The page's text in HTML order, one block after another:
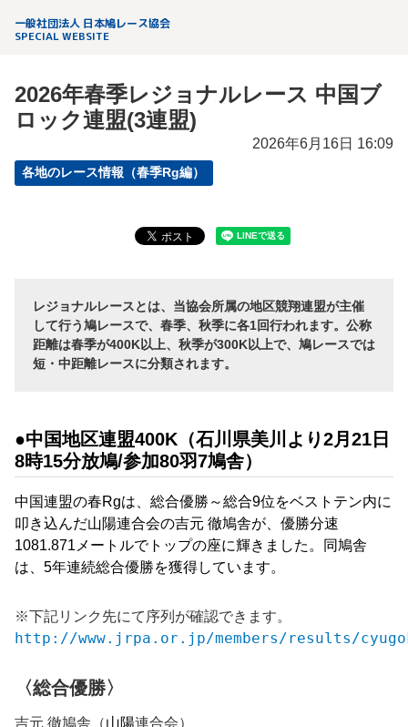
一般社団法人 日本鳩レース協会
SPECIAL WEBSITE
2026年春季レジョナルレース 中国ブ
ロック連盟(3連盟)
2026年6月16日 16:09
各地のレース情報（春季Rg編）
レジョナルレースとは、当協会所属の地区競翔連盟が主催
して行う鳩レースで、春季、秋季に各1回行われます。公称
距離は春季が400K以上、秋季が300K以上で、鳩レースでは
短・中距離レースに分類されます。
●中国地区連盟400K（石川県美川より2月21日
8時15分放鳩/参加80羽7鳩舎）
中国連盟の春Rgは、総合優勝～総合9位をベストテン内に
叩き込んだ山陽連合会の吉元 徹鳩舎が、優勝分速
1081.871 メートルでトップの座に輝きました。同鳩舎
は、5年連続総合優勝を獲得しています。
※下記リンク先にて序列が確認できます。
http://www.jrpa.or.jp/members/results/
〈総合優勝〉
吉元 徹鳩舎（山陽連合会）